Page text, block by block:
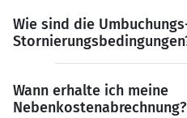
Wie sind die
Wann erhalte ich meine
Nebenkostenabrechnung?